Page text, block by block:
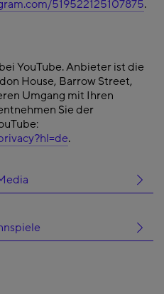
519522125107875.
YouTube. Anbieter ist die
House, Barrow Street,
Umgang mit Ihren
Sie der
.